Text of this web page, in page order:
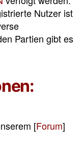
Nutzer ist
Partien gibt es
[Forum]